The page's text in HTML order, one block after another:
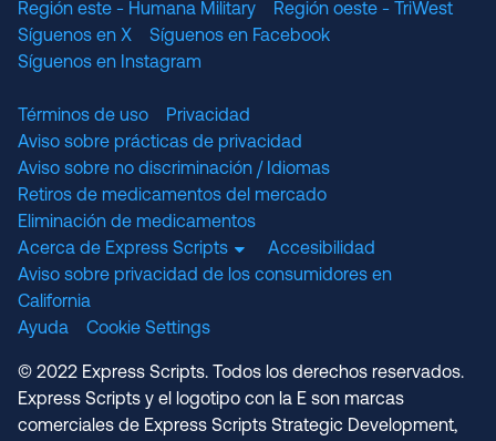
Región este - Humana Military
Región oeste - TriWest
Síguenos en X
Síguenos en Facebook
Síguenos en Instagram
Términos de uso
Privacidad
Aviso sobre prácticas de privacidad
Aviso sobre no discriminación / Idiomas
Retiros de medicamentos del mercado
Eliminación de medicamentos
Acerca de Express Scripts
Accesibilidad
Aviso sobre privacidad de los consumidores en
California
Ayuda
Cookie Settings
© 2022 Express Scripts. Todos los derechos reservados.
Express Scripts y el logotipo con la E son marcas
comerciales de Express Scripts Strategic Development,